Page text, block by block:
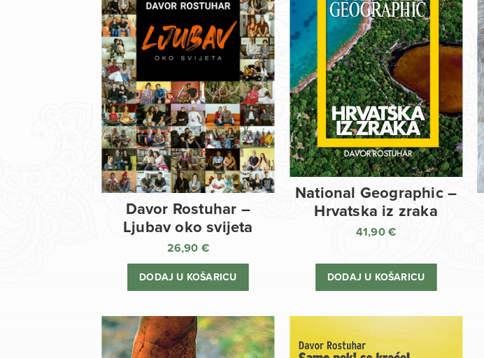
Davor Rostuhar –
Ljubav oko svijeta
26,90 €
DODAJ U KOŠARICU
National Geographic –
Hrvatska iz zraka
41,90€
DODAJ U KOŠARICU